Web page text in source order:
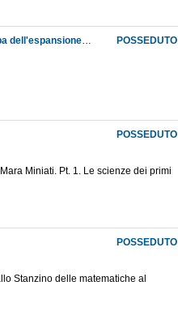
POSSEDUTO
La mappamundi di fra Mauro, l'idea di oceano e le direzioni di navigazione all'alba dell'espansione europea
POSSEDUTO
Miniati. Pt. 1. Le scienze dei primi
POSSEDUTO
Stanzino delle matematiche al